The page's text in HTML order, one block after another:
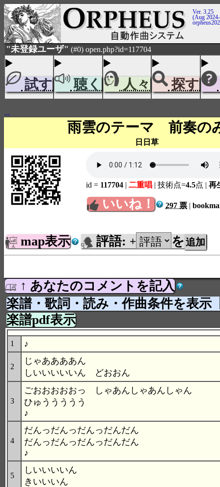
Ver. 3.25
(Aug
"未登録ユーザ" (#0) open.php?id=117704
試す 聴く 人々 探す
...
雨雲のテーマ 前奏の
日日草
id = 117704 | 二重唱 | 技術点=4.5点 | 再
いいね！ 297 票 |
map表示 評語: + を
↑ あなたのコメントを記入
楽譜・歌詞・読み・作曲条件を表示
楽譜pdf表示
1 ♪
2
じゃああああん
しいいいいいん どおおん
3
ごおおおおおっ しゃあんしゃあんしゃん
ひゅううううう
♪
4
だんっだんっだんっだんだん
だんっだんっだんっだんだん
♪
5
しいいいいん
きいいいん